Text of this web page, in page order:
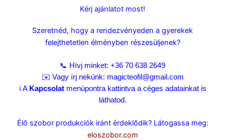
Kérj ajánlatot most!
Szeretnéd, hogy a rendezvényeden a gyerekek
felejthetetlen élményben részesüljenek?
📞 Hívj minket: +36 70 638 2649
✉️ Vagy írj nekünk: magicteofil@gmail.com
ℹ️ A Kapcsolatmenüpontra kattintva a céges adatainkat is
láthatod.
Élő szobor produkciók iránt érdeklődik? Látogassa meg:
eloszobor.com